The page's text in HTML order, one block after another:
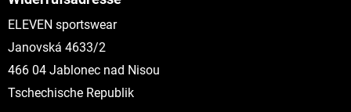
ELEVEN sportswear
Janovská 4633/2
466 04 Jablonec nad Nisou
Tschechische Republik